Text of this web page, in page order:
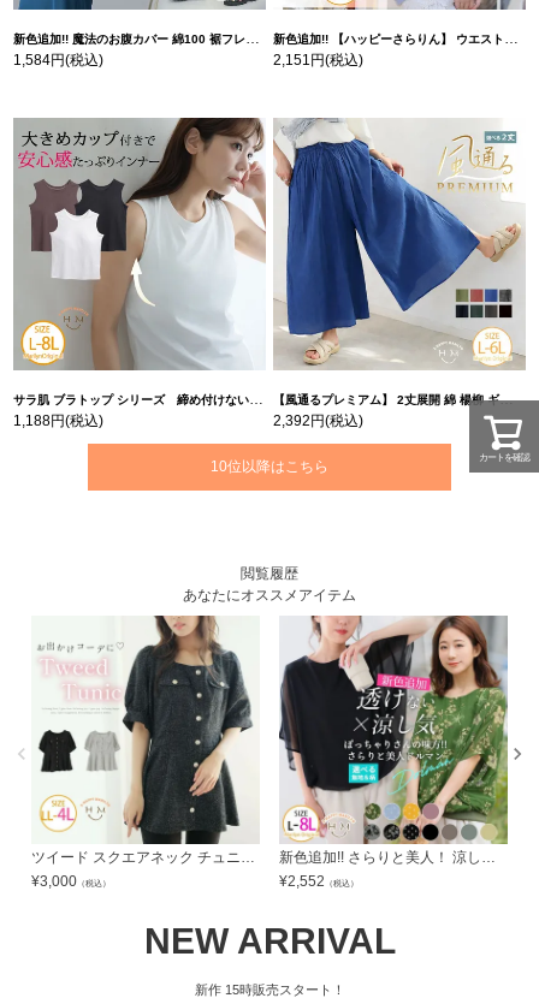
新色追加!! 魔法のお腹カバー 綿100 裾フレア Tシャツ | 大きいサイズの通販ならハッピーマリリン
1,584円(税込)
新色追加!! 【ハッピーさらりん】 ウエストタック入り スッキリ魅せ コクーントップス | 大きいサイズの通販ならハッピーマリリン
2,151円(税込)
サラ肌 ブラトップ シリーズ 締め付けない リブ タンクトップ | 大きいサイズの通販ならハッピーマリリン
1,188円(税込)
【風通るプレミアム】 2丈展開 綿 楊柳 ギャザー フレア スカンツ 【ウェストゴム】 | 大きいサイズの通販ならハッピーマリリン
2,392円(税込)
10位以降はこちら
閲覧履歴
あなたにオススメアイテム
¥3,000 （税込）
¥2,552 （税込）
NEW ARRIVAL
新作 15時販売スタート！
カートを確認